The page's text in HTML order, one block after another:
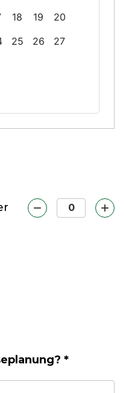
18 19
20
25 26
27
*